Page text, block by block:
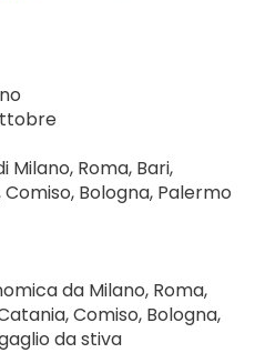
Roma, Bari,
Bologna, Palermo
da Milano, Roma,
Comiso, Bologna,
da stiva